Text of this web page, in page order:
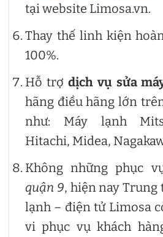
tại website Limosa.vn.
Thay thế linh kiện
100%.
Hỗ trợ dịch vụ sửa
hãng điều hãng lớn
như: Máy lạnh
Hitachi, Midea,
Không những phục
quận 9, hiện nay Trung
lạnh – điện tử Limosa
vi phục vụ khách